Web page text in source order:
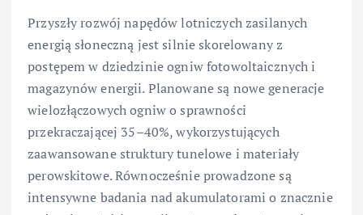
Przyszły rozwój napędów lotniczych zasilanych
energią słoneczną jest silnie skorelowany z
postępem w dziedzinie ogniw fotowoltaicznych i
magazynów energii. Planowane są nowe generacje
wielozłączowych ogniw o sprawności
przekraczającej 35–40%, wykorzystujących
zaawansowane struktury tunelowe i materiały
perowskitowe. Równocześnie prowadzone są
intensywne badania nad akumulatorami o znacznie